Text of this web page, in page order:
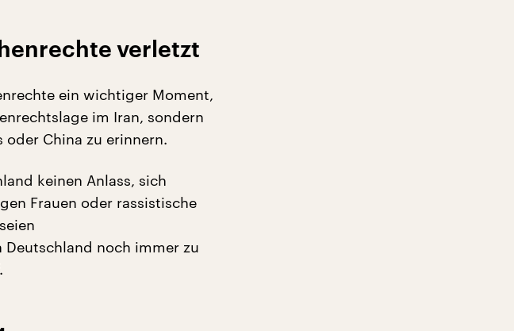
verletzt
ein wichtiger Moment,
im Iran, sondern
oder China zu erinnern.
keinen Anlass, sich
Frauen oder rassistische
noch immer zu